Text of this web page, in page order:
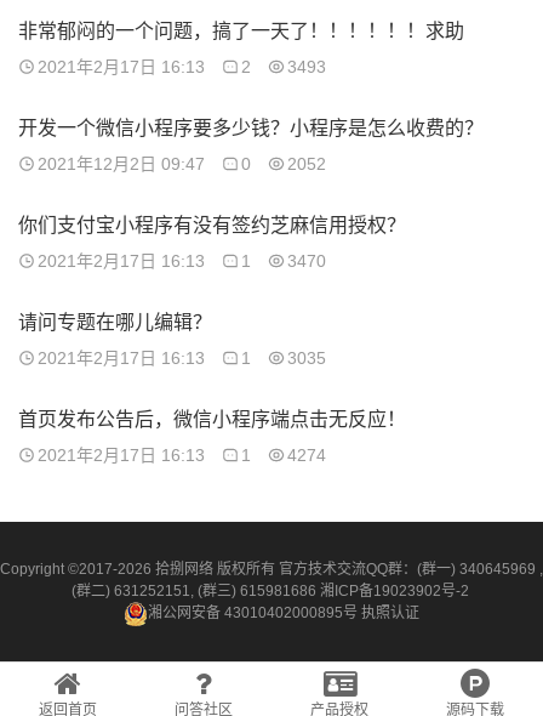
非常郁闷的一个问题，搞了一天了！！！！！！求助
2021年2月17日 16:13 2 3493
开发一个微信小程序要多少钱？小程序是怎么收费的？
2021年12月2日 09:47 0 2052
你们支付宝小程序有没有签约芝麻信用授权？
2021年2月17日 16:13 1 3470
请问专题在哪儿编辑？
2021年2月17日 16:13 1 3035
首页发布公告后，微信小程序端点击无反应！
2021年2月17日 16:13 1 4274
Copyright ©2017-2026 拾捌网络 版权所有 官方技术交流QQ群：(群一) 340645969 ,
(群二) 631252151, (群三) 615981686 湘ICP备19023902号-2
湘公网安备 43010402000895号 执照认证
返回首页 问答社区 产品授权 源码下载